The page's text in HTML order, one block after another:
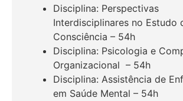
Disciplina: Perspectivas
Interdisciplinares no Estudo
Consciência – 54h
Disciplina: Psicologia e
Organizacional – 54h
Disciplina: Assistência de
em Saúde Mental – 54h